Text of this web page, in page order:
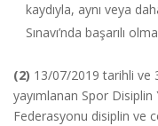
kaydıyla, aynı veya
Sınavı’nda başarılı
(2) 13/07/2019 tarihli ve
yayımlanan Spor
Federasyonu disiplin ve